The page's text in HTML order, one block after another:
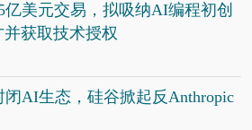
美元交易，拟吸纳AI编程初创
并获取技术授权
AI生态，硅谷掀起反Anthropic